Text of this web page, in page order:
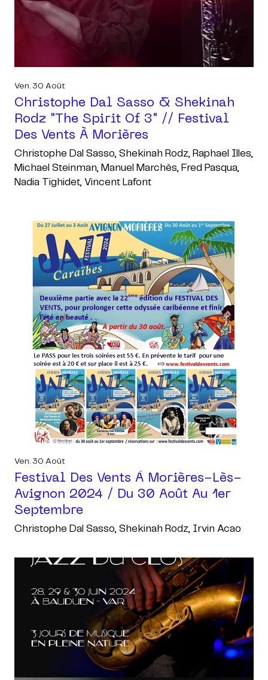
Ven. 30 Août
Christophe Dal Sasso & Shekinah
Rodz "the Spirit Of 3" // Festival
Des Vents À Morières
Christophe Dal Sasso, Shekinah Rodz, Raphael Illes,
Michael Steinman, Manuel Marchès, Fred Pasqua,
Nadia Tighidet, Vincent Lafont
Ven. 30 Août
Festival Des Vents À Morières-Lès-
Avignon 2024 / Du 30 Août Au 1er
Septembre
Christophe Dal Sasso, Shekinah Rodz, Irvin Acao